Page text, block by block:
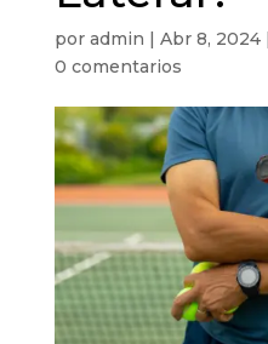
por admin | Abr 8, 2024|
0 comentarios